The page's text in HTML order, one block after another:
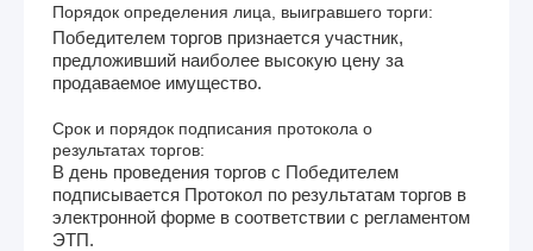
Порядок определения лица, выигравшего торги:
Победителем торгов признается участник,
предложивший наиболее высокую цену за
продаваемое имущество.
Срок и порядок подписания протокола о
результатах торгов:
В день проведения торгов с Победителем
подписывается Протокол по результатам торгов в
электронной форме в соответствии с регламентом
ЭТП.